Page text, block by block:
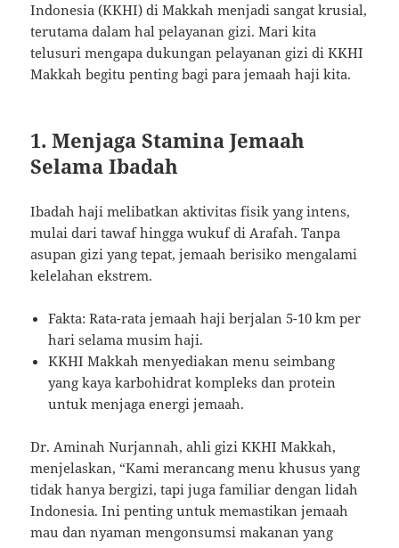
Indonesia (KKHI) di Makkah menjadi sangat krusial,
terutama dalam hal pelayanan gizi. Mari kita
telusuri mengapa dukungan pelayanan gizi di KKHI
Makkah begitu penting bagi para jemaah haji kita.
1. Menjaga Stamina Jemaah
Selama Ibadah
Ibadah haji melibatkan aktivitas fisik yang intens,
mulai dari tawaf hingga wukuf di Arafah. Tanpa
asupan gizi yang tepat, jemaah berisiko mengalami
kelelahan ekstrem.
Fakta: Rata-rata jemaah haji berjalan 5-10 km per
hari selama musim haji.
KKHI Makkah menyediakan menu seimbang
yang kaya karbohidrat kompleks dan protein
untuk menjaga energi jemaah.
Dr. Aminah Nurjannah, ahli gizi KKHI Makkah,
menjelaskan, “Kami merancang menu khusus yang
tidak hanya bergizi, tapi juga familiar dengan lidah
Indonesia. Ini penting untuk memastikan jemaah
mau dan nyaman mengonsumsi makanan yang